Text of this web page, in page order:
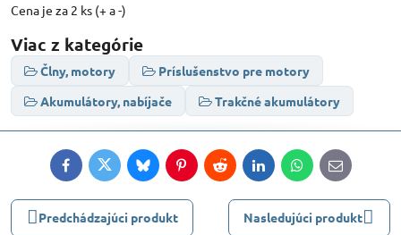
Cena je za 2 ks (+ a -)
Viac z kategórie
Člny, motory
Príslušenstvo pre motory
Akumulátory, nabíjače
Trakčné akumulátory
FacebookTwitterBlueskyPinterestRedditLinkedInWhatsApp
E-
mail
Predchádzajúci produkt Nasledujúci produkt